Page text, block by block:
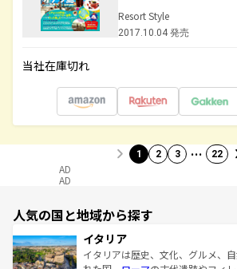
Resort Style
2017.10.04 発売
当社在庫切れ
1 2 3 … 22
AD
AD
人気の国と地域から探す
イタリア
イタリアは歴史、文化、グルメ、